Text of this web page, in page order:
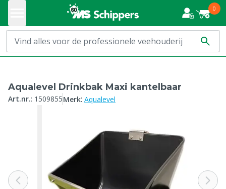
0
Aqualevel Drinkbak Maxi kantelbaar
Art.nr.: 1509855Merk: Aqualevel